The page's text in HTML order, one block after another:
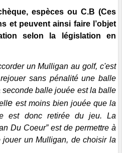
espèces ou C.B (Ces
et peuvent ainsi faire l ’objet
selon la législation en
un Mulligan au golf, c'est
sans pénalité une balle
seconde balle jouée est la balle
e est moins bien jouée que la
est donc retirée du jeu. La
Du Coeur” est de permettre à
un Mulligan, de choisir la